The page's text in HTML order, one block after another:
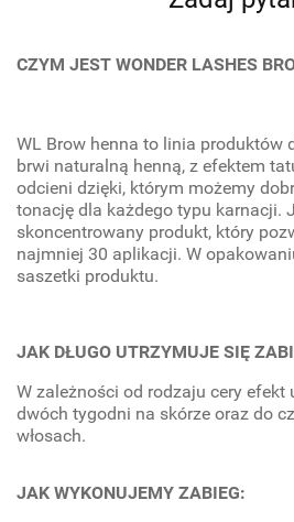
CZYM JEST WONDER LASHES
WL Brow henna to linia produktów
brwi naturalną henną, z efektem
odcieni dzięki, którym możemy
tonację dla każdego typu karnacji.
skoncentrowany produkt, który
najmniej 30 aplikacji. W
saszetki produktu.
JAK DŁUGO UTRZYMUJE SIĘ
W zależności od rodzaju cery efekt
dwóch tygodni na skórze oraz do
włosach.
JAK WYKONUJEMY ZABIEG: